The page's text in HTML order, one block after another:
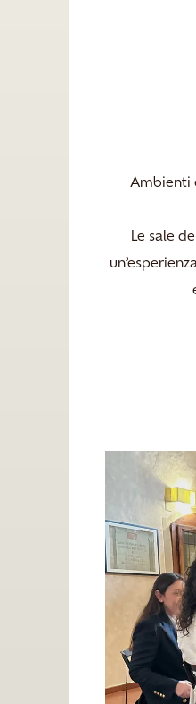
Ambienti
Le sale